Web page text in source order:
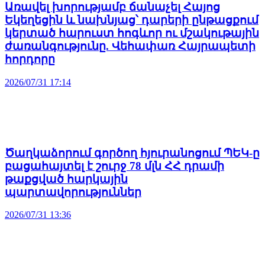
Առավել խորությամբ ճանաչել Հայոց
Եկեղեցին և նախնյաց՝ դարերի ընթացքում
կերտած հարուստ հոգևոր ու մշակութային
ժառանգությունը. Վեհափառ Հայրապետի
հորդորը
2026/07/31 17:14
Ծաղկաձորում գործող հյուրանոցում ՊԵԿ-ը
բացահայտել է շուրջ 78 մլն ՀՀ դրամի
թաքցված հարկային
պարտավորություններ
2026/07/31 13:36